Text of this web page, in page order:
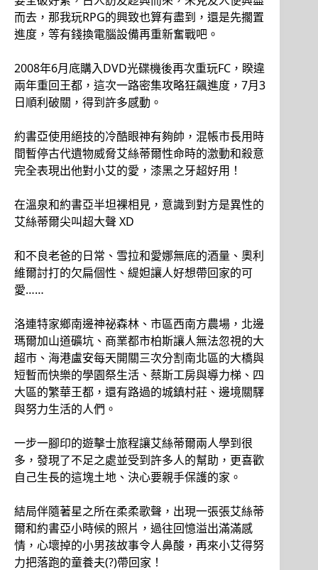
而去，那我玩RPG的興致也算有盡到，還是先擱置
進度，等有錢換電腦設備再重新奮戰吧。
2008年6月底購入DVD光碟機後再次重玩FC，睽違
兩年重回王都，這次一路密集攻略狂飆進度，7月3
日順利破關，得到許多感動。
約書亞使用絕技的冷酷眼神有夠帥，混帳市長用時
間暫停古代遺物威脅艾絲蒂爾性命時的激動和殺意
完全表現出他對小艾的愛，漆黑之牙超好用！
在溫泉和約書亞半坦裸相見，意識到對方是異性的
艾絲蒂爾尖叫超大聲 XD
和不良老爸的日常、雪拉和愛娜無底的酒量、奧利
維爾討打的欠扁個性、緹妲讓人好想帶回家的可
愛……
洛連特家鄉南邊神祕森林、市區西南方農場，北邊
瑪爾加山道礦坑、商業都市柏斯讓人無法忽視的大
超市、海港盧安每天開關三次分割南北區的大橋與
短暫而快樂的學園祭生活、蔡斯工房與導力梯、四
大區的繁華王都，還有路過的城鎮村莊、邊境關驛
與努力生活的人們。
一步一腳印的遊擊士旅程讓艾絲蒂爾兩人學到很
多，發現了不足之處並受到許多人的幫助，更喜歡
自己生長的這塊土地、決心要親手保護的家。
結局伴隨著星之所在柔柔歌聲，出現一張張艾絲蒂
爾和約書亞小時候的照片，過往回憶溢出滿滿感
情，心壞掉的小男孩故事令人鼻酸，再來小艾得努
力把落跑的童養夫(?)帶回家！